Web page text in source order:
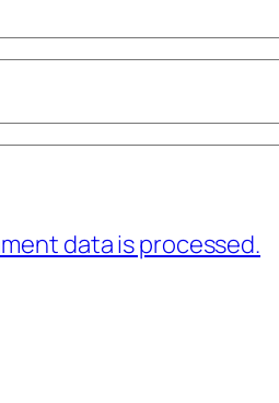
data is processed.